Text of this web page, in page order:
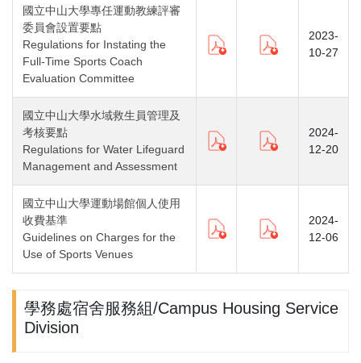
國立中山大學專任運動教練評審
委員會設置要點
Regulations for Instating the
Full-Time Sports Coach
Evaluation Committee
2023-
10-27
國立中山大學水域救生員管理及
考核要點
Regulations for Water Lifeguard
Management and Assessment
2024-
12-20
國立中山大學運動場館個人使用
收費基準
Guidelines on Charges for the
Use of Sports Venues
2024-
12-06
學務處宿舍服務組/Campus Housing Service
Division